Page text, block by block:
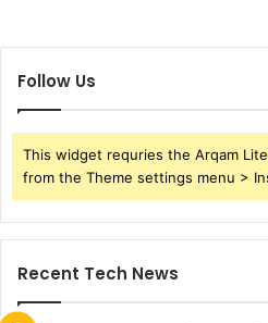
Follow Us
This widget requries the Arqam
from the Theme settings menu >
Recent Tech News